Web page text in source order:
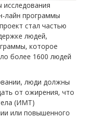
исследования
лайн программы
стал частью
людей,
которое
более 1600 людей
люди должны
от ожирения, что
(ИМТ)
или повышенного